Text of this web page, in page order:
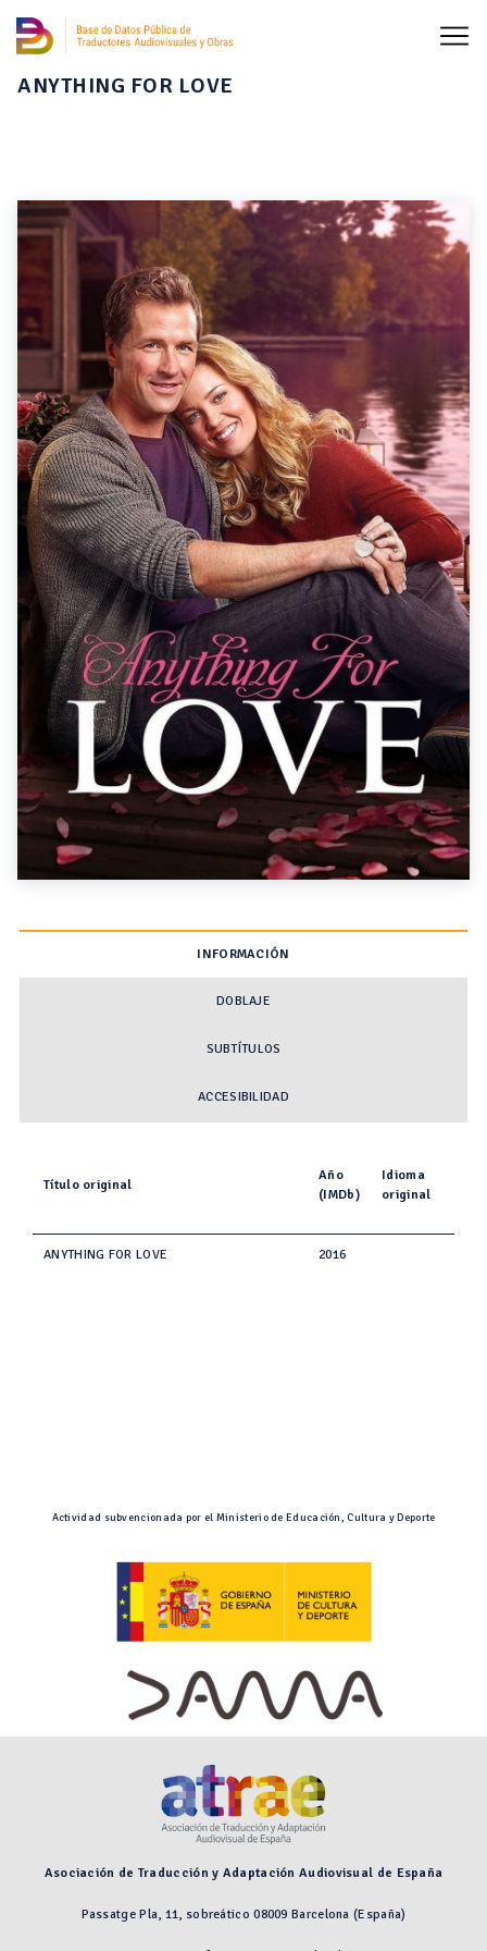
ANYTHING FOR LOVE
INFORMACIÓN
DOBLAJE
SUBTÍTULOS
ACCESIBILIDAD
Título original
Año
(IMDb)
Idioma
original
ANYTHING FOR LOVE 2016
Actividad subvencionada por el Ministerio de Educación, Cultura y Deporte
Asociación de Traducción y Adaptación Audiovisual de España
Passatge Pla, 11, sobreático 08009 Barcelona (España)